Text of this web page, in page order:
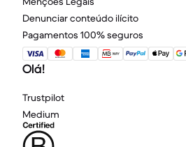
Denunciar conteúdo ilícito
Pagamentos 100% seguros
Olá!
Trustpilot
Medium